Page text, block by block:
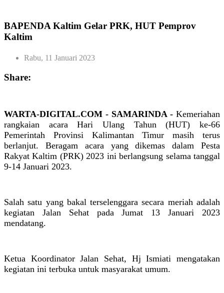
BAPENDA Kaltim Gelar PRK, HUT Pemprov
Kaltim
Rabu, 11 Januari 2023
Share:
WARTA-DIGITAL.COM - SAMARINDA - Kemeriahan
rangkaian acara Hari Ulang Tahun (HUT) ke-66
Pemerintah Provinsi Kalimantan Timur masih terus
berlanjut. Beragam acara yang dikemas dalam Pesta
Rakyat Kaltim (PRK) 2023 ini berlangsung selama tanggal
9-14 Januari 2023.
Salah satu yang bakal terselenggara secara meriah adalah
kegiatan Jalan Sehat pada Jumat 13 Januari 2023
mendatang.
Ketua Koordinator Jalan Sehat, Hj Ismiati mengatakan
kegiatan ini terbuka untuk masyarakat umum.